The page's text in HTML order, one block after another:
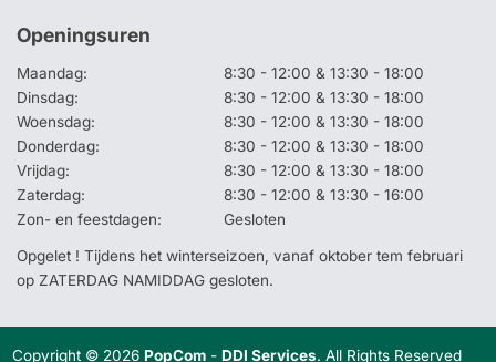
Openingsuren
Maandag:
8:30 - 12:00 & 13:30 - 18:00
Dinsdag:
8:30 - 12:00 & 13:30 - 18:00
Woensdag:
8:30 - 12:00 & 13:30 - 18:00
Donderdag:
8:30 - 12:00 & 13:30 - 18:00
Vrijdag:
8:30 - 12:00 & 13:30 - 18:00
Zaterdag:
8:30 - 12:00 & 13:30 - 16:00
Zon- en feestdagen:
Gesloten
Opgelet ! Tijdens het winterseizoen, vanaf oktober tem februari
op ZATERDAG NAMIDDAG gesloten.
Copyright © 2026PopCom -DDI Services. All Rights Reserved